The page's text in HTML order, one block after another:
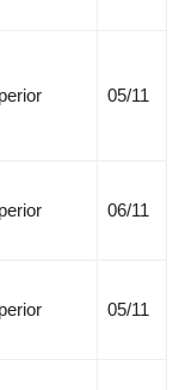
05/11
06/11
05/11